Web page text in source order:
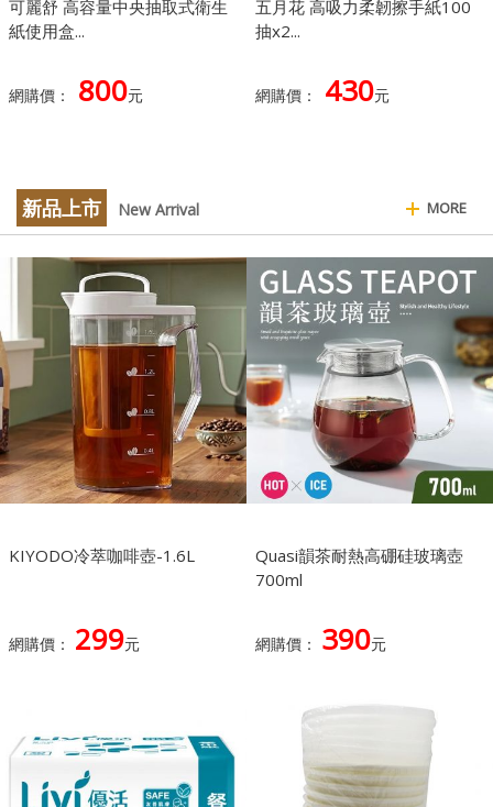
可麗舒 高容量中央抽取式衛生
紙使用盒...
網購價： 800元
五月花 高吸力柔韌擦手紙100
抽x2...
網購價： 430元
新品上市 New Arrival MORE
KIYODO冷萃咖啡壺-1.6L
網購價： 299元
Quasi韻茶耐熱高硼硅玻璃壺
700ml
網購價： 390元